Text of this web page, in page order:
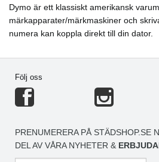
Dymo är ett klassiskt amerikansk
märkapparater/märkmaskiner och
numera kan koppla direkt till din dator.
Följ oss
PRENUMERERA PÅ STÄDSHOP.SE
DEL AV VÅRA NYHETER &